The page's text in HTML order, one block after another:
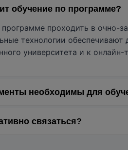
обучение по программе?
проходить в очно-
технологии
университета и к онлайн-
необходимы для
о высшем или среднем
связаться?